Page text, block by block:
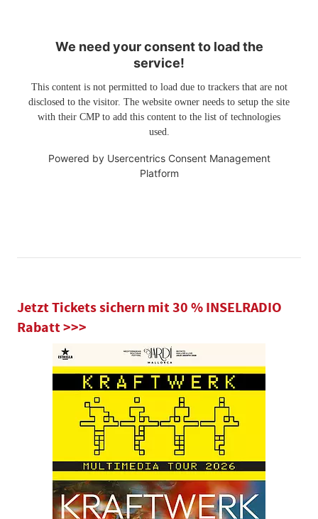
We need your consent to load the
service!
This content is not permitted to load due to trackers that are not
disclosed to the visitor. The website owner needs to setup the site
with their CMP to add this content to the list of technologies
used.
Powered by Usercentrics Consent Management
Platform
Jetzt Tickets sichern mit 30 % INSELRADIO
Rabatt >>>